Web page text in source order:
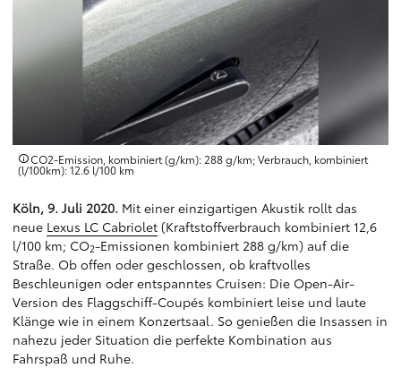
CO2-Emission, kombiniert (g/km): 288 g/km; Verbrauch, kombiniert
(l/100km): 12.6 l/100 km
Köln, 9. Juli 2020. Mit einer einzigartigen Akustik rollt das
neue Lexus LC Cabriolet (Kraftstoffverbrauch kombiniert 12,6
l/100 km; CO2-Emissionen kombiniert 288 g/km) auf die
Straße. Ob offen oder geschlossen, ob kraftvolles
Beschleunigen oder entspanntes Cruisen: Die Open-Air-
Version des Flaggschiff-Coupés kombiniert leise und laute
Klänge wie in einem Konzertsaal. So genießen die Insassen in
nahezu jeder Situation die perfekte Kombination aus
Fahrspaß und Ruhe.